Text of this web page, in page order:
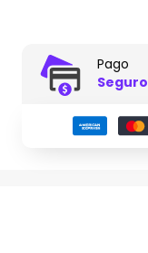
Pago
Seguro